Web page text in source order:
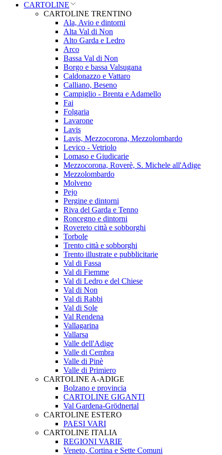
CARTOLINE
CARTOLINE TRENTINO
Ala, Avio e dintorni
Alta Val di Non
Alto Garda e Ledro
Arco
Bassa Val di Non
Borgo e bassa Valsugana
Caldonazzo e Vattaro
Calliano, Beseno
Campiglio - Brenta e Adamello
Fai
Folgaria
Lavarone
Lavis
Lavis, Mezzocorona, Mezzolombardo
Levico - Vetriolo
Lomaso e Giudicarie
Mezzocorona, Roverè, S. Michele all'Adige
Mezzolombardo
Molveno
Pejo
Pergine e dintorni
Riva del Garda e Tenno
Roncegno e dintorni
Rovereto città e sobborghi
Torbole
Trento città e sobborghi
Trento illustrate e pubblicitarie
Val di Fassa
Val di Fiemme
Val di Ledro e del Chiese
Val di Non
Val di Rabbi
Val di Sole
Val Rendena
Vallagarina
Vallarsa
Valle dell'Adige
Valle di Cembra
Valle di Pinè
Valle di Primiero
CARTOLINE A-ADIGE
Bolzano e provincia
CARTOLINE GIGANTI
Val Gardena-Grödnertal
CARTOLINE ESTERO
PAESI VARI
CARTOLINE ITALIA
REGIONI VARIE
Veneto, Cortina e Sette Comuni